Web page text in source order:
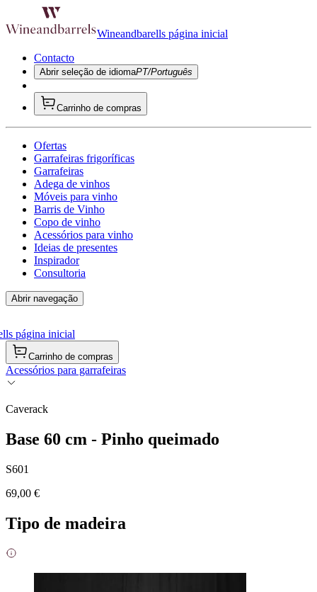
Wineandbarells página inicial
Contacto
Abrir seleção de idiomaPT/Português
Carrinho de compras
Ofertas
Garrafeiras frigoríficas
Garrafeiras
Adega de vinhos
Móveis para vinho
Barris de Vinho
Copo de vinho
Acessórios para vinho
Ideias de presentes
Inspirador
Consultoria
Abrir navegação
página inicial
Carrinho de compras
Acessórios para garrafeiras
Caverack
Base 60 cm - Pinho queimado
S601
69,00 €
Tipo de madeira